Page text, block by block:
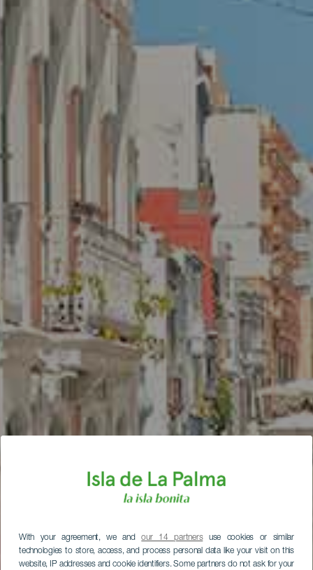
With your agreement, we andour 14 partnersuse cookies or similar
technologies to store, access, and process personal data like your visit on this
website, IP addresses and cookie identifiers. Some partners do not ask for your